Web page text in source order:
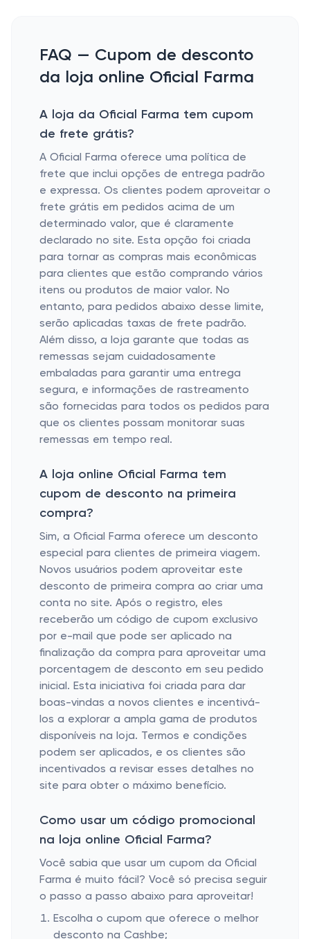
FAQ — Cupom de desconto
da loja online Oficial Farma
A loja da Oficial Farma tem cupom
de frete grátis?
A Oficial Farma oferece uma política de
frete que inclui opções de entrega padrão
e expressa. Os clientes podem aproveitar o
frete grátis em pedidos acima de um
determinado valor, que é claramente
declarado no site. Esta opção foi criada
para tornar as compras mais econômicas
para clientes que estão comprando vários
itens ou produtos de maior valor. No
entanto, para pedidos abaixo desse limite,
serão aplicadas taxas de frete padrão.
Além disso, a loja garante que todas as
remessas sejam cuidadosamente
embaladas para garantir uma entrega
segura, e informações de rastreamento
são fornecidas para todos os pedidos para
que os clientes possam monitorar suas
remessas em tempo real.
A loja online Oficial Farma tem
cupom de desconto na primeira
compra?
Sim, a Oficial Farma oferece um desconto
especial para clientes de primeira viagem.
Novos usuários podem aproveitar este
desconto de primeira compra ao criar uma
conta no site. Após o registro, eles
receberão um código de cupom exclusivo
por e-mail que pode ser aplicado na
finalização da compra para aproveitar uma
porcentagem de desconto em seu pedido
inicial. Esta iniciativa foi criada para dar
boas-vindas a novos clientes e incentivá-
los a explorar a ampla gama de produtos
disponíveis na loja. Termos e condições
podem ser aplicados, e os clientes são
incentivados a revisar esses detalhes no
site para obter o máximo benefício.
Como usar um código promocional
na loja online Oficial Farma?
Você sabia que usar um cupom da Oficial
Farma é muito fácil? Você só precisa seguir
o passo a passo abaixo para aproveitar!
Escolha o cupom que oferece o melhor
desconto na Cashbe;